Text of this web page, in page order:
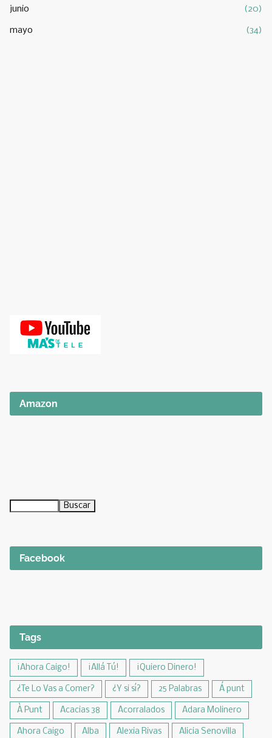
junio (20)
mayo (34)
Amazon
Facebook
Tags
¡Ahora Caigo! ¡Allá Tú! ¡Quiero Dinero!
¿Te Lo Vas a Comer? ¿Y si sí? 25 Palabras Á punt
À Punt Acacias 38 Acorralados Adara Molinero
Ahora Caigo Alba Alexia Rivas Alicia Senovilla